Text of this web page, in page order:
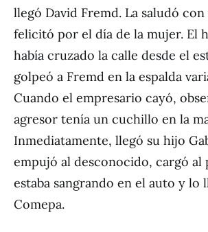
llegó David Fremd. La saludó
felicitó por el día de la mujer. El
había cruzado la calle desde el
golpeó a Fremd en la espalda
Cuando el empresario cayó,
agresor tenía un cuchillo en la
Inmediatamente, llegó su hijo
empujó al desconocido, cargó al
estaba sangrando en el auto y lo
Comepa.